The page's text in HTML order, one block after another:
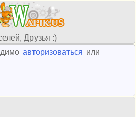
Друзья :)
авторизоваться или